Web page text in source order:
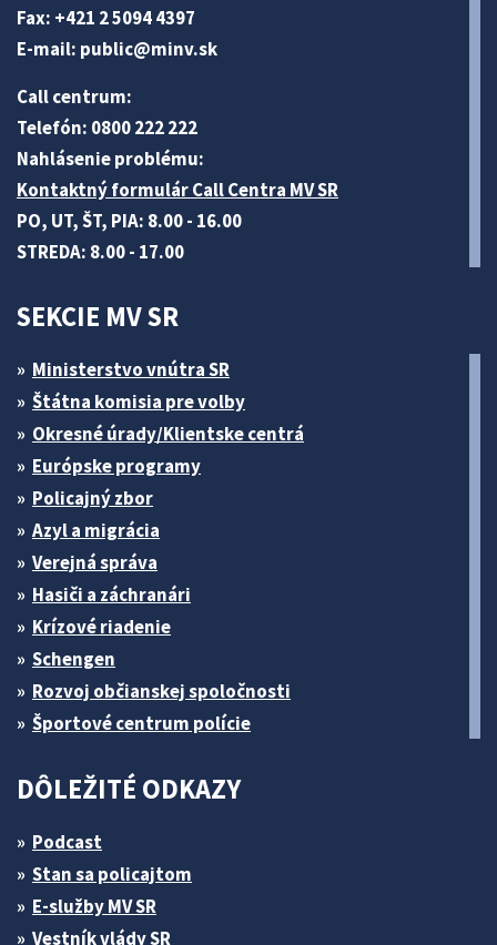
Fax: +421 2 5094 4397
E-mail: public@minv.sk
Call centrum:
Telefón: 0800 222 222
Nahlásenie problému:
Kontaktný formulár Call Centra MV SR
PO, UT, ŠT, PIA: 8.00 - 16.00
STREDA: 8.00 - 17.00
SEKCIE MV SR
Ministerstvo vnútra SR
Štátna komisia pre volby
Okresné úrady/Klientske centrá
Európske programy
Policajný zbor
Azyl a migrácia
Verejná správa
Hasiči a záchranári
Krízové riadenie
Schengen
Rozvoj občianskej spoločnosti
Športové centrum polície
DÔLEŽITÉ ODKAZY
Podcast
Stan sa policajtom
E-služby MV SR
Vestník vlády SR